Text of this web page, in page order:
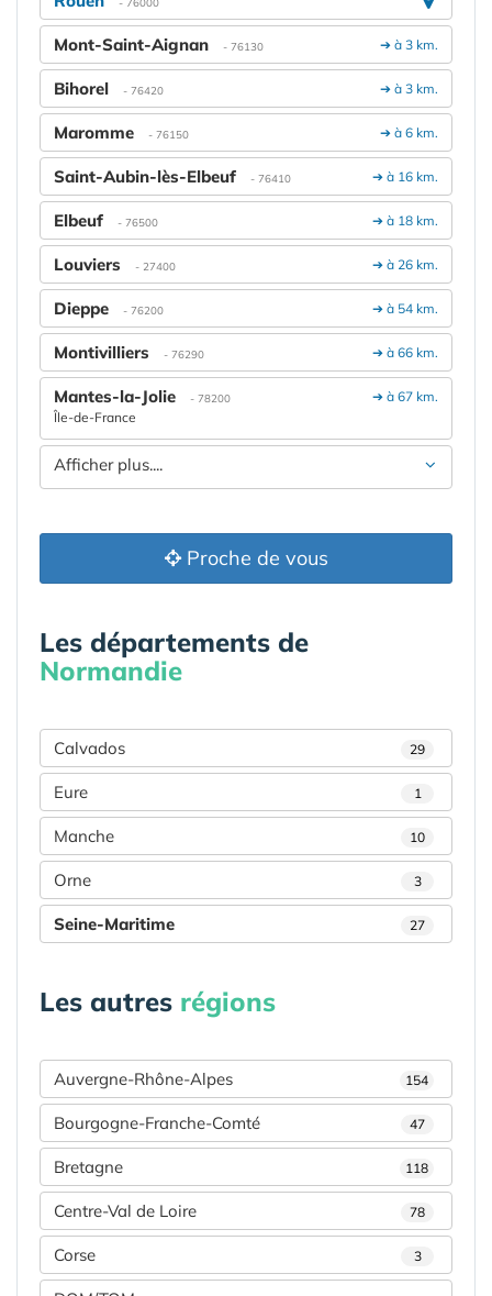
➔ à 3 km.
Mont-Saint-Aignan - 76130
➔ à 3 km.
Bihorel - 76420
➔ à 6 km.
Maromme - 76150
➔ à 16 km.
Saint-Aubin-lès-Elbeuf - 76410
➔ à 18 km.
Elbeuf - 76500
➔ à 26 km.
Louviers - 27400
➔ à 54 km.
Dieppe - 76200
➔ à 66 km.
Montivilliers - 76290
➔ à 67 km.
Mantes-la-Jolie - 78200
Île-de-France
Afficher plus....
Proche de vous
Les départements de
Normandie
Calvados 29
Eure 1
Manche 10
Orne 3
Seine-Maritime 27
Les autres régions
Auvergne-Rhône-Alpes 154
Bourgogne-Franche-Comté 47
Bretagne 118
Centre-Val de Loire 78
Corse 3